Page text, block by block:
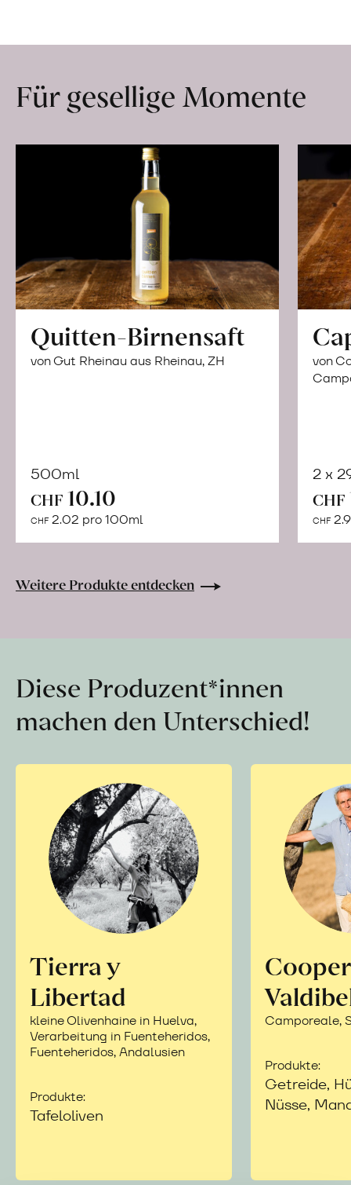
Für gesellige Momente
Quitten-Birnensaft
von Gut Rheinau aus Rheinau, ZH
500ml
CHF 10.10
CHF 2.02 pro 100ml
Warenkorb
von
2 x
CHF
CHF
Weitere Produkte entdecken
Diese Produzent*innen
machen den Unterschied!
Tierra y
Libertad
kleine Olivenhaine in Huelva,
Verarbeitung in Fuenteheridos,
Fuenteheridos, Andalusien
Produkte:
Tafeloliven
Camporeale,
Produkte:
Getreide,
Nüsse,